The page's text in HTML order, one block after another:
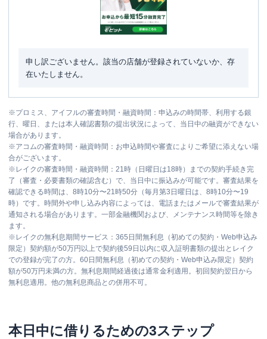
申し訳ございません。該当の店舗が登録されていないか、存
在いたしません。
※プロミス、アイフルの審査時間・融資時間：申込みの時間帯、利用する銀
行、曜日、または本人確認書類の提出状況によって、当日中の融資ができない
場合があります。
※アコムの審査時間・融資時間：お申込時間や審査によりご希望に添えない場
合がございます。
※ レイクの審査時間・融資時間：21時（日曜日は18時）までの契約手続き完
了（審査・必要書類の確認含む）で、当日中に振込みが可能です。審査結果を
確認できる時間は、8時10分〜21時50分（毎月第3日曜日は、8時10分〜19
時）です。時間外や申し込み内容によっては、電話またはメールで審査結果が
通知される場合があります。一部金融機関および、メンテナンス時間等を除き
ます。
※ レイクの無利息期間サービス：365日間無利息（初めての契約・Web申込み
限定）契約額が50万円以上で契約後59日以内に収入証明書類の提出とレイク
での登録が完了の方。60日間無利息（初めての契約・Web申込み限定）契約
額が50万円未満の方。無利息期間経過後は通常金利適用。初回契約翌日から
無利息適用。他の無利息商品との併用不可。
本日中に借りるための3ステップ